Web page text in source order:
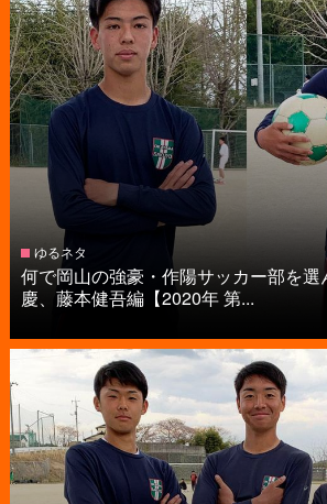
ゆるネタ
何で岡山の強豪・作陽サッカー部を
慶、藤本健吾編【2020年 第...